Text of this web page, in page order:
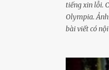
tiếng xin lỗi.
Olympia.
bài viết có
học sinh